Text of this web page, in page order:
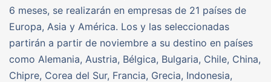
6 meses, se realizarán en empresas de 21 países de
Europa, Asia y América. Los y las seleccionadas
partirán a partir de noviembre a su destino en países
como Alemania, Austria, Bélgica, Bulgaria, Chile, China,
Chipre, Corea del Sur, Francia, Grecia, Indonesia,